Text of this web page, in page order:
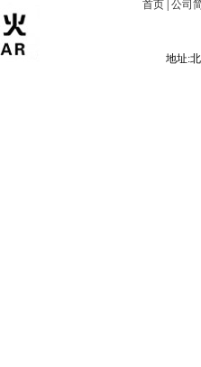
首页 公司
地址: